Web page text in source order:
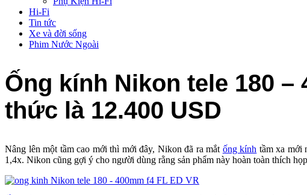
Hi-Fi
Tin tức
Xe và đời sống
Phim Nước Ngoài
Ống kính Nikon tele 180 –
thức là 12.400 USD
Nâng lên một tầm cao mới thì mới đây, Nikon đã ra mắt ống kính tầm xa mới
1,4x. Nikon cũng gợi ý cho người dùng rằng sản phẩm này hoàn toàn thích